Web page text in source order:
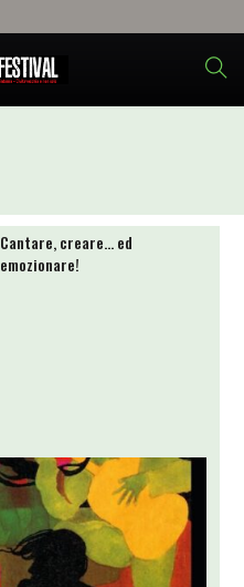
Cantare, creare… ed
emozionare!